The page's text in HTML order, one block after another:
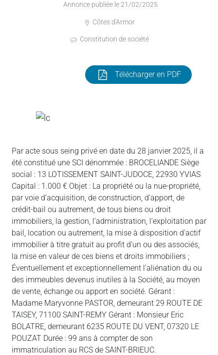
Annonce publiée le 21/02/2025
Côtes d'Armor
Constitution de société
Télécharger en PDF
Par acte sous seing privé en date du 28 janvier 2025, il a
été constitué une SCI dénommée : BROCELIANDE Siège
social : 13 LOTISSEMENT SAINT-JUDOCE, 22930 YVIAS
Capital : 1.000 € Objet : La propriété ou la nue-propriété,
par voie d’acquisition, de construction, d’apport, de
crédit-bail ou autrement, de tous biens ou droit
immobiliers, la gestion, l’administration, l’exploitation par
bail, location ou autrement, la mise à disposition d’actif
immobilier à titre gratuit au profit d’un ou des associés,
la mise en valeur de ces biens et droits immobiliers ;
Éventuellement et exceptionnellement l’aliénation du ou
des immeubles devenus inutiles à la Société, au moyen
de vente, échange ou apport en société. Gérant :
Madame Maryvonne PASTOR, demeurant 29 ROUTE DE
TAISEY, 71100 SAINT-REMY Gérant : Monsieur Eric
BOLATRE, demeurant 6235 ROUTE DU VENT, 07320 LE
POUZAT Durée : 99 ans à compter de son
immatriculation au RCS de SAINT-BRIEUC.